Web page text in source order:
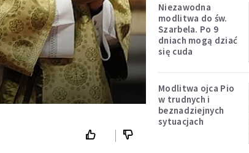
Niezawodna
modlitwa do św.
Szarbela. Po 9
dniach mogą dziać
się cuda
Modlitwa ojca Pio
w trudnych i
beznadziejnych
sytuacjach